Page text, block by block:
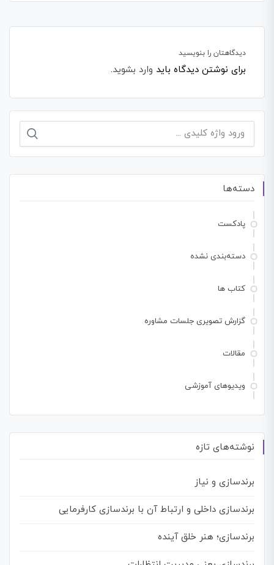
دیدگاهتان را بنویسید
برای نوشتن دیدگاه باید وارد بشوید.
جستجو
برای:
دسته‌ها
پادکست
دسته‌بندی نشده
کتاب ها
گزارش تصویری جلسات مشاوره
مقالات
ویدیوهای آموزشی
نوشته‌های تازه
برندسازی و نیاز
برندسازی داخلی و ارتباط آن با برندسازی کارفرمایی
برندسازی؛ هنر خلق آینده